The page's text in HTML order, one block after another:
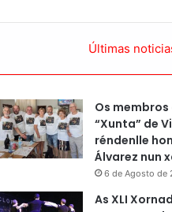
Últimas
Os
“Xunta” de
réndenlle
Álvarez nun
6 de Agosto de
As XLI